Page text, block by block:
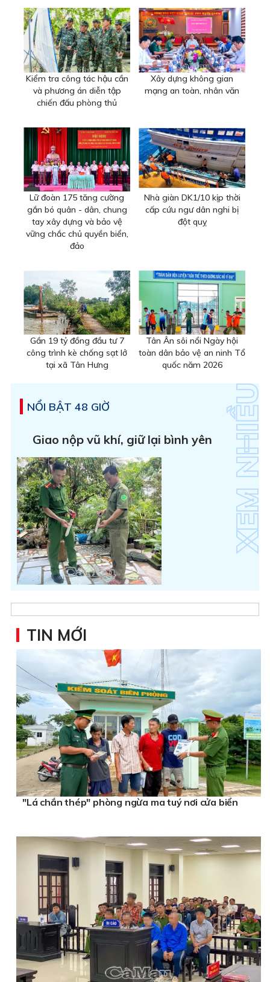
Kiểm tra công tác hậu cần
và phương án diễn tập
chiến đấu phòng thủ
Xây dựng không gian
mạng an toàn, nhân văn
Lữ đoàn 175 tăng cường
gắn bó quân - dân, chung
tay xây dựng và bảo vệ
vững chắc chủ quyền biển,
đảo
Nhà giàn DK1/10 kịp thời
cấp cứu ngư dân nghi bị
đột quỵ
Gần 19 tỷ đồng đầu tư 7
công trình kè chống sạt lở
tại xã Tân Hưng
Tân Ân sôi nổi Ngày hội
toàn dân bảo vệ an ninh Tổ
quốc năm 2026
NỔI BẬT 48 GIỜ
Giao nộp vũ khí, giữ lại bình yên
TIN MỚI
"Lá chắn thép" phòng ngừa ma tuý nơi cửa biển